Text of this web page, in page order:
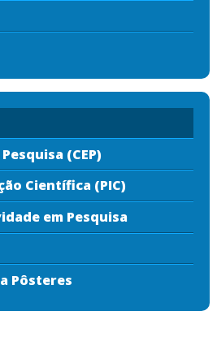
(CEP)
Científica (PIC)
em Pesquisa
Pôsteres